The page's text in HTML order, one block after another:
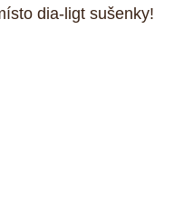
dia-ligt sušenky!